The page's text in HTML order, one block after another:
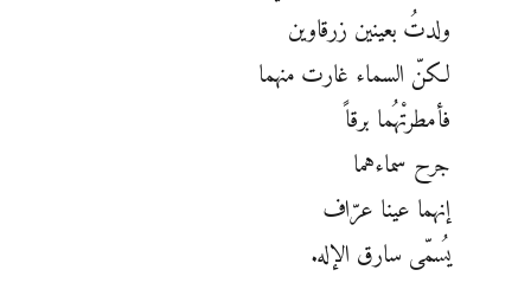
ولدتُ بعينين زرقاوين
لكنّ السماء غارت منهما
فأمطرتْهُما برقاً
جرح سماءهما
إنهما عينا عرّاف
يُسمّى سارق الإله.